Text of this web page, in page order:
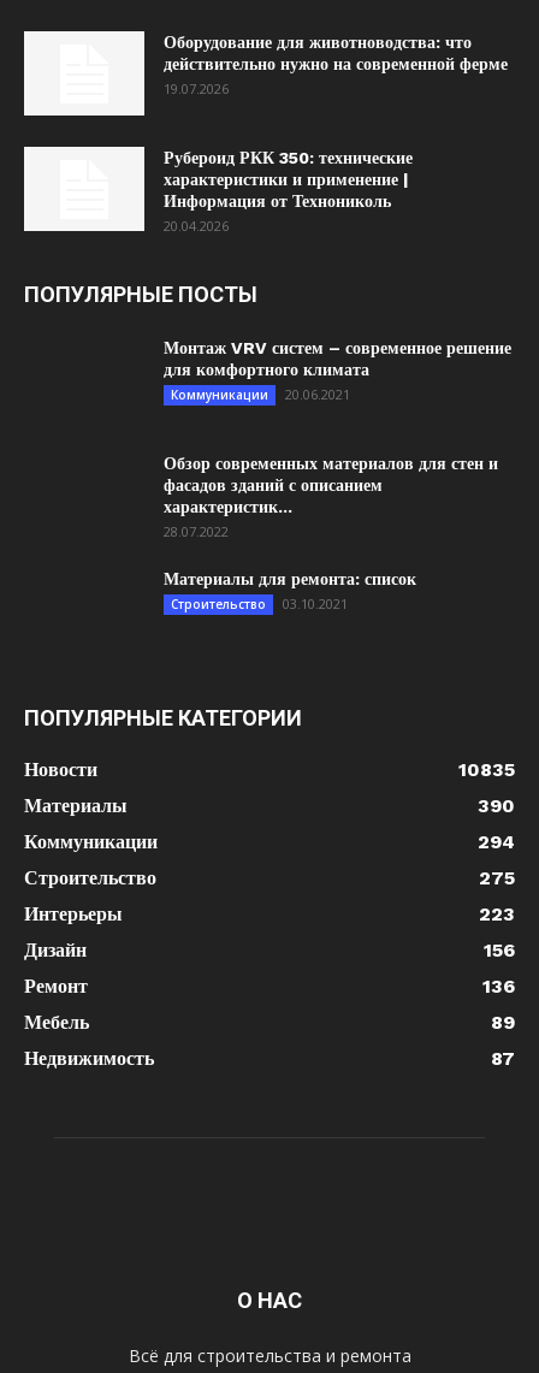
Оборудование для животноводства: что
действительно нужно на современной ферме
19.07.2026
Рубероид РКК 350: технические
характеристики и применение |
Информация от Технониколь
20.04.2026
ПОПУЛЯРНЫЕ ПОСТЫ
Монтаж VRV систем – современное решение
для комфортного климата
Коммуникации 20.06.2021
Обзор современных материалов для стен и
фасадов зданий с описанием
характеристик...
28.07.2022
Материалы для ремонта: список
Строительство 03.10.2021
ПОПУЛЯРНЫЕ КАТЕГОРИИ
Новости
10835
Материалы
390
Коммуникации
294
Строительство
275
Интерьеры
223
Дизайн
156
Ремонт
136
Мебель
89
Недвижимость
87
О НАС
Всё для строительства и ремонта